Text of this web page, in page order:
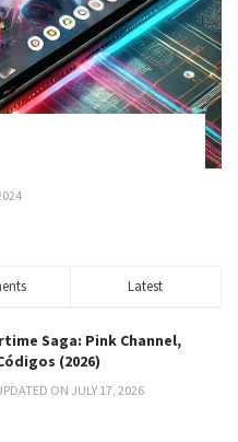
Latest
Saga: Pink Channel,
(2026)
ON JULY 17, 2026